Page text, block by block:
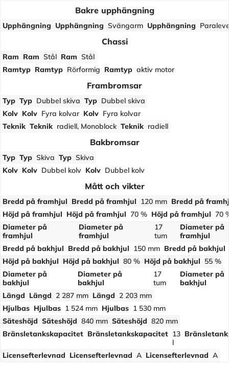
Bakre upphängning
Upphängning Upphängning Svängarm Upphängning
Chassi
Ram Ram Stål Ram Stål
Ramtyp Ramtyp Rörformig Ramtyp aktiv motor
Frambromsar
Typ Typ Dubbel skiva Typ Dubbel skiva
Kolv Kolv Fyra kolvar Kolv Fyra kolvar
Teknik Teknik radiell, Monoblock Teknik radiell
Bakbromsar
Typ Typ Skiva Typ Skiva
Kolv Kolv Dubbel kolv Kolv Dubbel kolv
Mått och vikter
Bredd på framhjul Bredd på framhjul 120 mm Bredd på
Höjd på framhjul Höjd på framhjul 70 % Höjd på framhjul 70
Diameter på
framhjul
Diameter på
framhjul
17
tum
Diameter på
framhjul
Bredd på bakhjul Bredd på bakhjul 150 mm Bredd på bakhjul
Höjd på bakhjul Höjd på bakhjul 80 % Höjd på bakhjul 55 %
Diameter på
bakhjul
Diameter på
bakhjul
17
tum
Diameter på
bakhjul
Längd Längd 2 287 mm Längd 2 203 mm
Hjulbas Hjulbas 1 524 mm Hjulbas 1 530 mm
Säteshöjd Säteshöjd 840 mm Säteshöjd 820 mm
Bränsletankskapacitet Bränsletankskapacitet 13
l
Licensefterlevnad Licensefterlevnad A Licensefterlevnad A